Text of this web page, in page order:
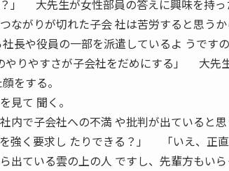
」 大先生が女性部員の答えに興味を持っ
ながりが切れた子会 社は苦労すると思うか
長や役員の一部を派遣しているよ うです
りやすさが子会社をだめにする」 大先生
をする。
見て 聞く。
内で子会社への不満 や批判が出ていると
強く要求し たりできる？」 「いえ、正直
出ている雲の上の人 ですし、先輩方も